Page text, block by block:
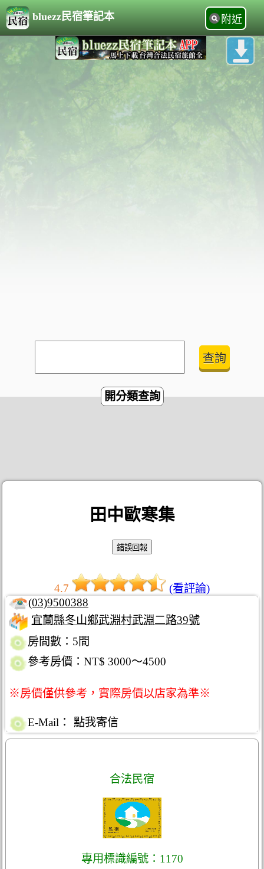
bluezz民宿筆記本 附近
開分類查詢
田中歐寒集
4.7
(看評論)
(03)9500388
宜蘭縣冬山鄉武淵村武淵二路39號
房間數：5間
參考房價：NT$ 3000～4500
※房價僅供參考，實際房價以店家為準※
E-Mail： 點我寄信
合法民宿
專用標識編號：1170